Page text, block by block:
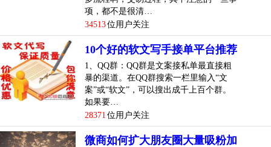
项，都不是很清…
34513位用户关注
10个好的软文写手接单平台推荐
1、QQ群：QQ群是文案接私单最直接粗
暴的渠道。在QQ群搜索一栏里输入“文
案”或“软文”，可以搜出成千上百个群。
如果要…
28371 位用户关注
微商如何扩大朋友圈大量吸粉加